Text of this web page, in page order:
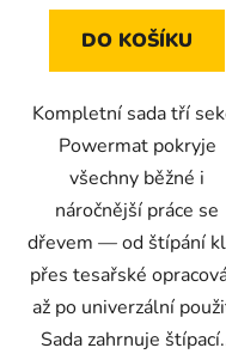
DO KOŠÍKU
Kompletní sada tří
Powermat pokryje
všechny běžné i
náročnější práce se
dřevem — od štípání
přes tesařské
až po univerzální
Sada zahrnuje